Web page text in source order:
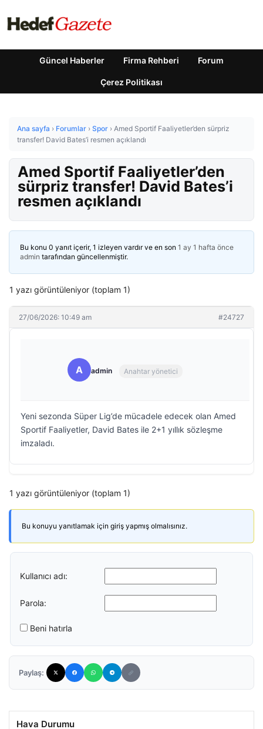
Güncel Haberler Firma Rehberi Forum
Çerez Politikası
Ana sayfa › Forumlar › Spor › Amed Sportif Faaliyetler’den sürpriz
transfer! David Bates’i resmen açıklandı
Amed Sportif Faaliyetler’den
sürpriz transfer! David Bates’i
resmen açıklandı
Bu konu 0 yanıt içerir, 1 izleyen vardır ve en son 1 ay 1 hafta önce
admin tarafından güncellenmiştir.
1 yazı görüntüleniyor (toplam 1)
27/06/2026: 10:49 am #24727
A admin Anahtar yönetici
Yeni sezonda Süper Lig’de mücadele edecek olan Amed
Sportif Faaliyetler, David Bates ile 2+1 yıllık sözleşme
imzaladı.
1 yazı görüntüleniyor (toplam 1)
Bu konuyu yanıtlamak için giriş yapmış olmalısınız.
Kullanıcı adı:
Parola:
Beni hatırla
Paylaş:
Hava Durumu